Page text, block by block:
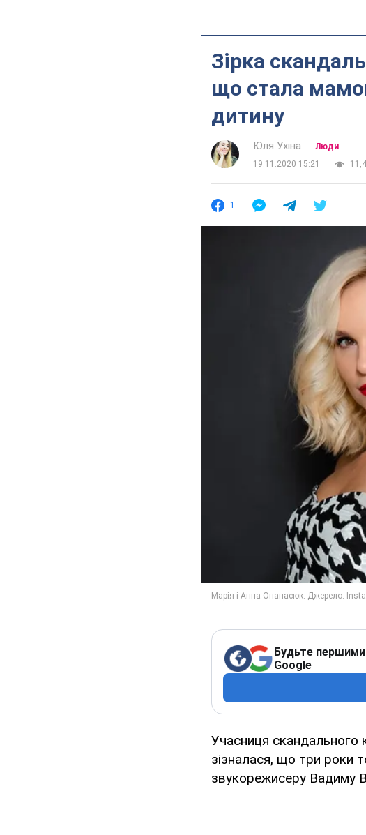
Зірка
що стала
дитину
Юля Ухіна
Люди
19.11.2020 15:21
1
Будьте першими
Google
Учасниця скандального
зізналася, що три роки
звукорежисеру Вадиму